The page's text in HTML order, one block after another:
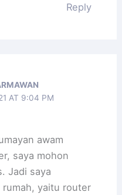
Reply
AT 9:04 PM
awam
saya mohon
Jadi saya
yaitu router